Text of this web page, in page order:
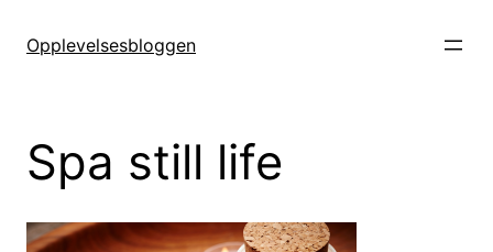
Opplevelsesbloggen
Spa still life